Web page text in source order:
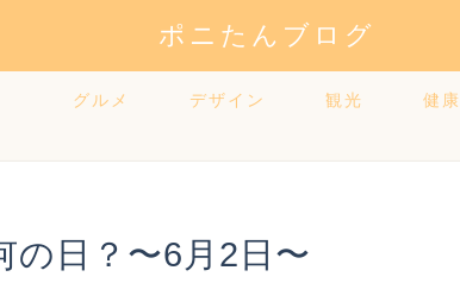
ポニたんブログ
グルメ デザイン 観光 健康
の日？〜6月2日〜